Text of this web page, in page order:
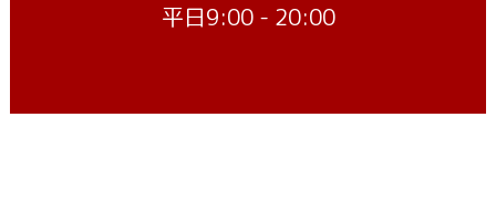
平日9:00 - 20:00